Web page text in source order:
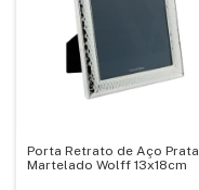
Porta Retrato de Aço Prata
Martelado Wolff 13x18cm